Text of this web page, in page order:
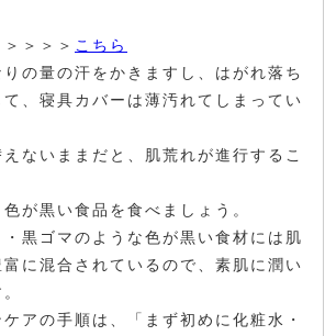
＞＞＞ こちら
の量の汗をかきますし、はがれ落ち
、寝具カバーは薄汚れてしまってい
ないままだと、肌荒れが進行するこ
が黒い食品を食べましょう。
黒ゴマのような色が黒い食材には肌
に混合されているので、素肌に潤い
アの手順は、「まず初めに化粧水・